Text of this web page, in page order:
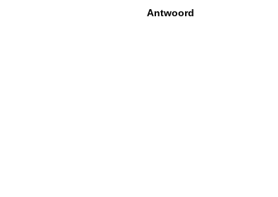
Antwoord